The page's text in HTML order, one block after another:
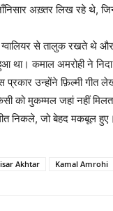
अख़्तर लिख रहे थे,
ग्वालियर से तालुक रखते थे
था। कमाल अमरोही ने
उन्होंने फ़िल्मी गीत
को मुकम्मल जहां नहीं
निकले, जो बेहद मकबूल
Akhtar Kamal Amrohi